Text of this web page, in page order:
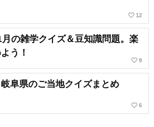
favorite_border 12
月の雑学クイズ＆豆知識問題。楽
う！
favorite_border 9
岐阜県のご当地クイズまとめ
favorite_border 6